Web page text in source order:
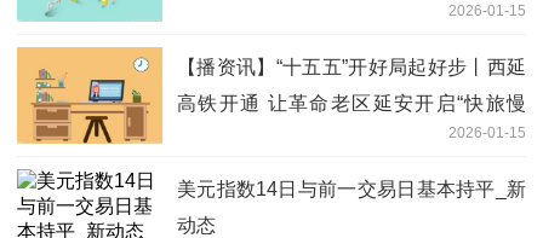
2026-01-15
【播资讯】“十五五”开好局起好步丨西延
高铁开通 让革命老区延安开启“快旅慢
2026-01-15
美元指数14日与前一交易日基本持平_新
动态